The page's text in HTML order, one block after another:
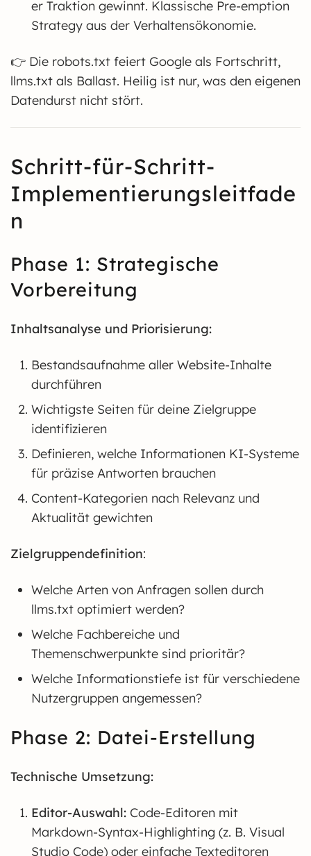
er Traktion gewinnt. Klassische Pre-emption
Strategy aus der Verhaltensökonomie.
👉 Die robots.txt feiert Google als Fortschritt,
llms.txt als Ballast. Heilig ist nur, was den eigenen
Datendurst nicht stört.
Schritt-für-Schritt-
Implementierungsleitfade
n
Phase 1: Strategische
Vorbereitung
Inhaltsanalyse und Priorisierung:
Bestandsaufnahme aller Website-Inhalte
durchführen
Wichtigste Seiten für deine Zielgruppe
identifizieren
Definieren, welche Informationen KI-Systeme
für präzise Antworten brauchen
Content-Kategorien nach Relevanz und
Aktualität gewichten
Zielgruppendefinition:
Welche Arten von Anfragen sollen durch
llms.txt optimiert werden?
Welche Fachbereiche und
Themenschwerpunkte sind prioritär?
Welche Informationstiefe ist für verschiedene
Nutzergruppen angemessen?
Phase 2: Datei-Erstellung
Technische Umsetzung:
Editor-Auswahl: Code-Editoren mit
Markdown-Syntax-Highlighting (z. B. Visual
Studio Code) oder einfache Texteditoren